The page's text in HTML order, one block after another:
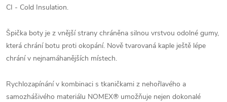
CI - Cold Insulation.
Špička boty je z vnější strany chráněna silnou vrstvou odolné gumy,
která chrání botu proti okopání. Nově tvarovaná kaple ještě lépe
chrání v nejnamáhanějších místech.
Rychlozapínání v kombinaci s tkaničkami z nehořlavého a
samozhášivého materiálu NOMEX® umožňuje nejen dokonalé